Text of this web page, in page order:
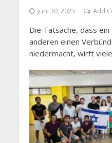
Juni 30, 2023 Add
Die Tatsache, dass
anderen einen
niedermacht, wirft